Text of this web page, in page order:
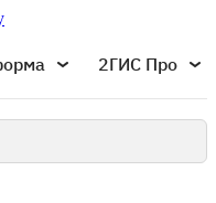
2ГИС Про